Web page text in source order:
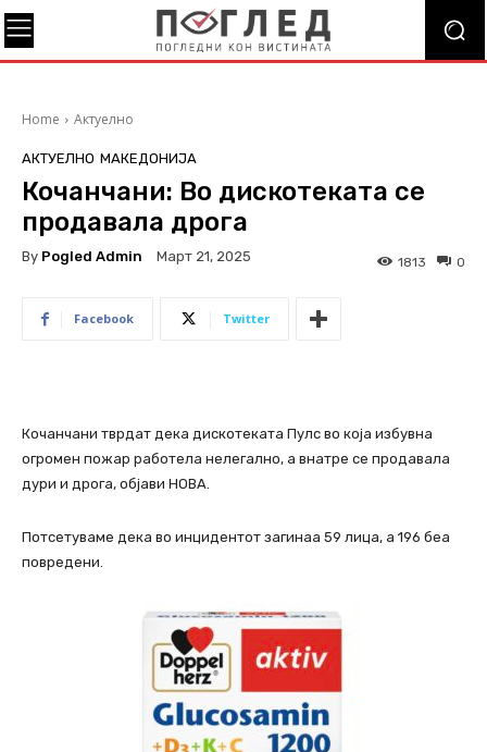
Home Актуелно
АКТУЕЛНО МАКЕДОНИЈА
Кочанчани: Во дискотеката се
продавала дрога
By Pogled Admin Март 21, 2025 0
1813
Facebook Twitter
Кочанчани тврдат дека дискотеката Пулс во која избувна
огромен пожар работела нелегално, а внатре се продавала
дури и дрога, објави НОВА.
Потсетуваме дека во инцидентот загинаа 59 лица, а 196 беа
повредени.